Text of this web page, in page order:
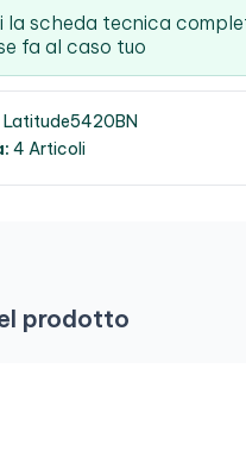
la scheda tecnica
fa al caso tuo
Latitude5420BN
4 Articoli
prodotto